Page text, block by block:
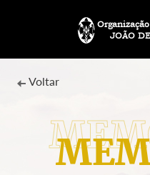
PLANO
Voltar